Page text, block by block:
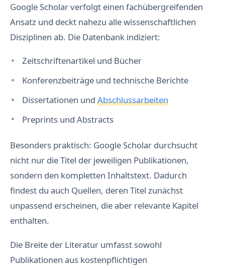
Google Scholar verfolgt einen fachübergreifenden
Ansatz und deckt nahezu alle wissenschaftlichen
Disziplinen ab. Die Datenbank indiziert:
Zeitschriftenartikel und Bücher
Konferenzbeiträge und technische Berichte
Dissertationen und Abschlussarbeiten
Preprints und Abstracts
Besonders praktisch: Google Scholar durchsucht
nicht nur die Titel der jeweiligen Publikationen,
sondern den kompletten Inhaltstext. Dadurch
findest du auch Quellen, deren Titel zunächst
unpassend erscheinen, die aber relevante Kapitel
enthalten.
Die Breite der Literatur umfasst sowohl
Publikationen aus kostenpflichtigen